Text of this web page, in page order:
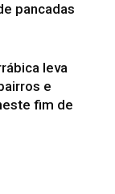
pancadas
leva
e
fim de